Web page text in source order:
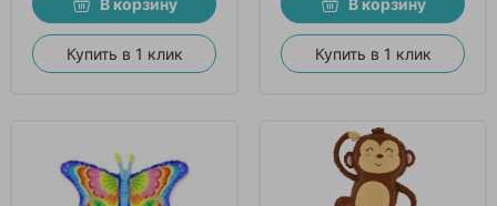
Купить в 1 клик Купить в 1 клик